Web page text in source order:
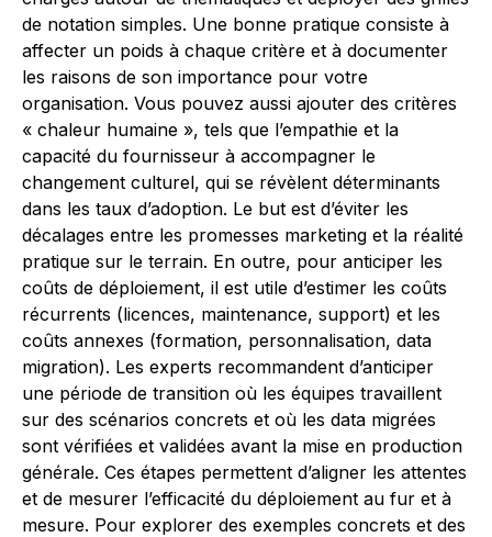
de notation simples. Une bonne pratique consiste à
affecter un poids à chaque critère et à documenter
les raisons de son importance pour votre
organisation. Vous pouvez aussi ajouter des critères
« chaleur humaine », tels que l’empathie et la
capacité du fournisseur à accompagner le
changement culturel, qui se révèlent déterminants
dans les taux d’adoption. Le but est d’éviter les
décalages entre les promesses marketing et la réalité
pratique sur le terrain. En outre, pour anticiper les
coûts de déploiement, il est utile d’estimer les coûts
récurrents (licences, maintenance, support) et les
coûts annexes (formation, personnalisation, data
migration). Les experts recommandent d’anticiper
une période de transition où les équipes travaillent
sur des scénarios concrets et où les data migrées
sont vérifiées et validées avant la mise en production
générale. Ces étapes permettent d’aligner les attentes
et de mesurer l’efficacité du déploiement au fur et à
mesure. Pour explorer des exemples concrets et des